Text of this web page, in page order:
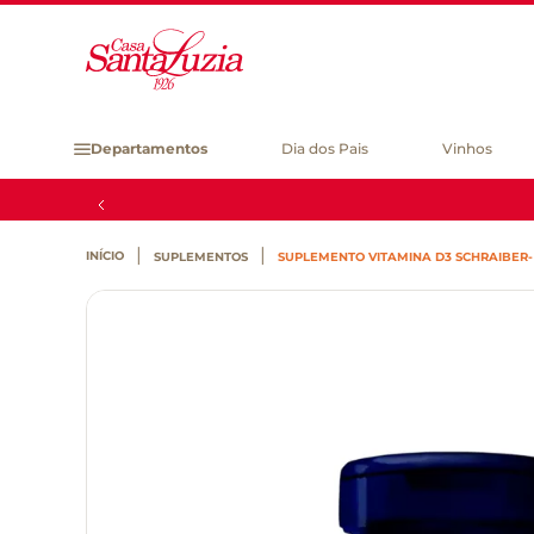
Departamentos Dia dos Pais Vinhos
SUPLEMENTOS SUPLEMENTO VITAMINA D3